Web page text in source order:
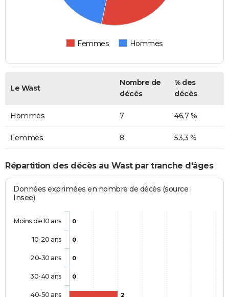
Femmes Hommes
Le Wast
Nombre de
décès
% des
décès
Hommes 7 46,7 %
Femmes 8 53,3 %
Répartition des décès au Wast par tranche d'âges
Données exprimées en nombre de décès (source :
Insee)
0
0
0
0
2
Moins de 10 ans
10-20 ans
20-30 ans
30-40 ans
40-50 ans